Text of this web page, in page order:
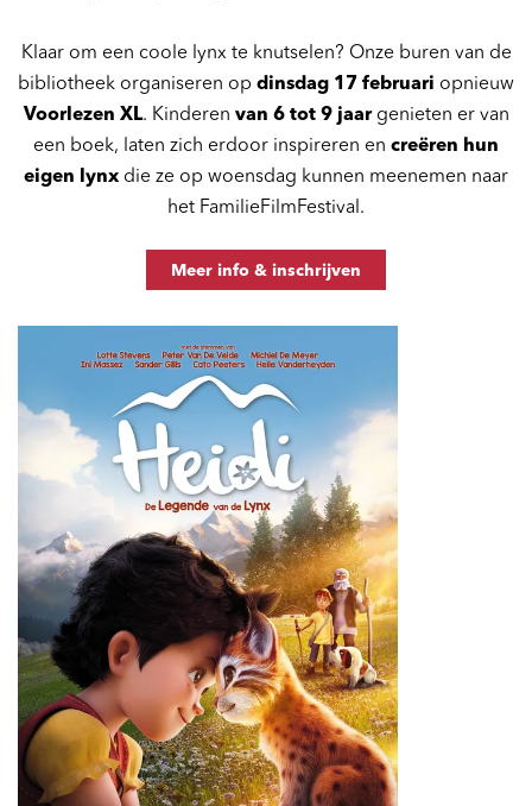
Klaar om een coole lynx te knutselen? Onze buren van de
bibliotheek organiseren op dinsdag 17 februari opnieuw
Voorlezen XL. Kinderen van 6 tot 9 jaar genieten er van
een boek, laten zich erdoor inspireren en creëren hun
eigen lynx die ze op woensdag kunnen meenemen naar
het FamilieFilmFestival.
Meer info & inschrijven